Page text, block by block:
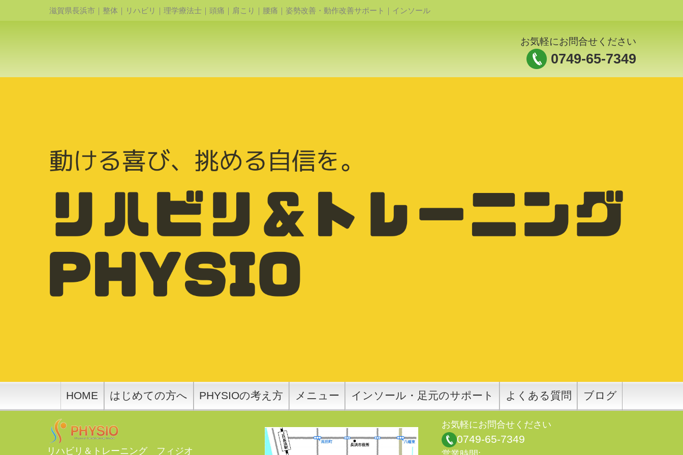
滋賀県長浜市｜整体｜リハビリ｜理学療法士｜頭痛｜肩こり｜腰痛｜姿勢改善・動作改善サポート｜インソール
お気軽にお問合せください
0749-65-7349
HOME はじめての方へ PHYSIOの考え方 メニュー インソール・足元のサポート よくある質問 ブログ
リハビリ＆トレーニング フィジオ
お気軽にお問合せください
0749-65-7349